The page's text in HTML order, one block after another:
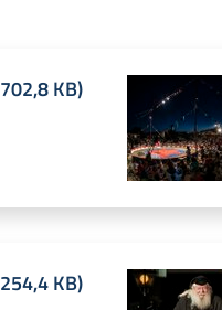
702,8 KB)
254,4 KB)